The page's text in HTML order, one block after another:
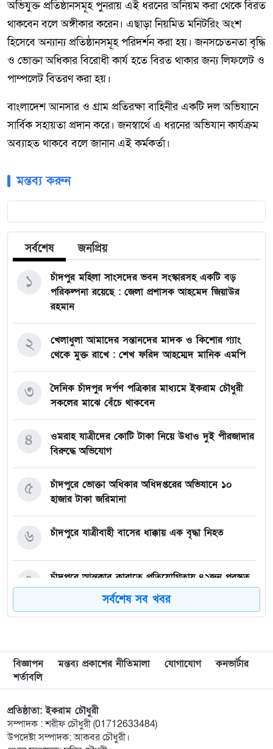
অভিযুক্ত প্রতিষ্ঠানসমূহ পুনরায় এই ধরনের অনিয়ম করা থেকে বিরত
থাকবেন বলে অঙ্গীকার করেন। এছাড়া নিয়মিত মনিটরিং অংশ
হিসেবে অন্যান্য প্রতিষ্ঠানসমূহ পরিদর্শন করা হয়। জনসচেতনতা বৃদ্ধি
ও ভোক্তা অধিকার বিরোধী কার্য হতে বিরত থাকার জন্য লিফলেট ও
পাম্পলেট বিতরণ করা হয়।
বাংলাদেশ আনসার ও গ্রাম প্রতিরক্ষা বাহিনীর একটি দল অভিযানে
সার্বিক সহায়তা প্রদান করে। জনস্বার্থে এ ধরনের অভিযান কার্যক্রম
অব্যাহত থাকবে বলে জানান এই কর্মকর্তা।
মন্তব্য করুন
সর্বশেষ জনপ্রিয়
চাঁদপুর মহিলা সাংসদের ভবন সংস্কারসহ একটি বড়
পরিকল্পনা রয়েছে : জেলা প্রশাসক আহমেদ জিয়াউর
রহমান
১
খেলাধুলা আমাদের সন্তানদের মাদক ও কিশোর গ্যাং
থেকে মুক্ত রাখে : শেখ ফরিদ আহম্মেদ মানিক এমপি
২
দৈনিক চাঁদপুর দর্পণ পত্রিকার মাধ্যমে ইকরাম চৌধুরী
সকলের মাঝে বেঁচে থাকবেন
৩
ওমরাহ যাত্রীদের কোটি টাকা নিয়ে উধাও দুই পীরজাদার
বিরুদ্ধে অভিযোগ
৪
চাঁদপুরে ভোক্তা অধিকার অধিদপ্তরের অভিযানে ১০
হাজার টাকা জরিমানা
৫
চাঁদপুরে যাত্রীবাহী বাসের ধাক্কায় এক বৃদ্ধা নিহত
৬
চাঁদপুরে আন্তক্লাব কারাতে প্রতিযোগিতায় ৪২জন পুরস্কৃত
৭
হাজীগঞ্জে ফুটপাত দখলে রাখায় দু’হকারকে জেল ও ৩
মাদকমুক্ত সমাজ বিনির্মাণে সচেতনতা বৃদ্ধির কোনো
৯
হাজীগঞ্জে প্রেসক্লাব থেকে সাংবাদিককে তুলে নিয়ে
মারধর : আটক ২, হোটেল সিলগালা
১০
সর্বশেষ সব খবর
বিজ্ঞাপন মন্তব্য প্রকাশের নীতিমালা যোগাযোগ
কনভার্টার
শর্তাবলি
প্রতিষ্ঠাতা: ইকরাম চৌধুরী
সম্পাদক : শরীফ চৌধুরী (01712633484)
উপদেষ্টা সম্পাদক: আকবর চৌধুরী।